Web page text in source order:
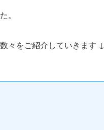
。
々をご紹介していきます ↓